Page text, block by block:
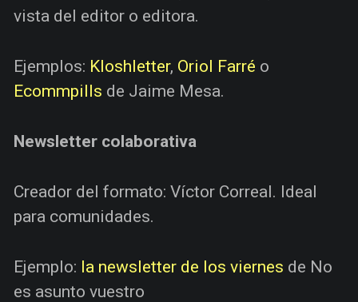
vista del editor o editora.
Ejemplos: Kloshletter, Oriol Farré o
Ecommpills de Jaime Mesa.
Newsletter colaborativa
Creador del formato: Víctor Correal. Ideal
para comunidades.
Ejemplo: la newsletter de los viernes de No
es asunto vuestro